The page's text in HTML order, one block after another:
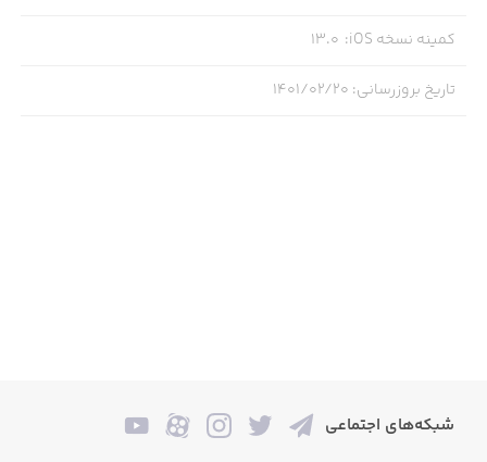
کمینه نسخه iOS :
13.0
تاریخ بروزرسانی: ۱۴۰۱/۰۲/۲۰
شبکه‌های اجتماعی